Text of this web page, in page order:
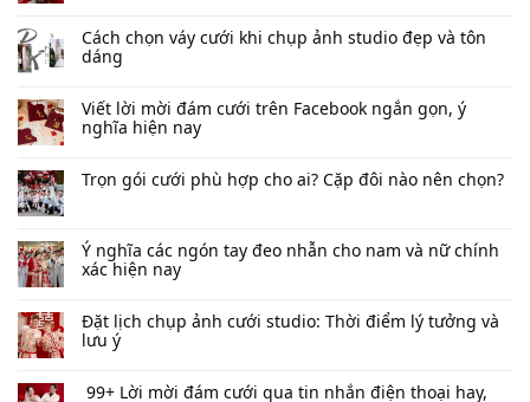
Cách chọn váy cưới khi chụp ảnh studio đẹp và tôn
dáng
Viết lời mời đám cưới trên Facebook​ ngắn gọn, ý
nghĩa hiện nay
Trọn gói cưới phù hợp cho ai? Cặp đôi nào nên chọn?
Ý nghĩa các ngón tay đeo nhẫn cho nam và nữ chính
xác hiện nay
Đặt lịch chụp ảnh cưới studio: Thời điểm lý tưởng và
lưu ý
99+ Lời mời đám cưới qua tin nhắn​ điện thoại hay,